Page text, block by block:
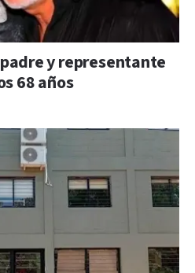
y representante
68 años